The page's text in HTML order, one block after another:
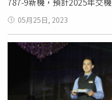
惠，目前開賣以來受到旅客
曼谷」這幾條航線最為熱門
氣，上網購買自台灣地區出
折優惠，像是台北-布里斯本
東南亞的豪華商務艙
及豪華
邁等航線未稅價不到 25,000
還推出經濟艙包含台北－香
榮航提供）台北國際觀光博
29日登場，高雄旅展 KTF也
於5月12日起至6月5日推出
購買自台灣出發的全航線機
經濟艙皆可享有最多 88 折
4,365 元起 (未稅)，台北-布
稅)，飛往東南亞的豪華商務艙
05月25日, 2023